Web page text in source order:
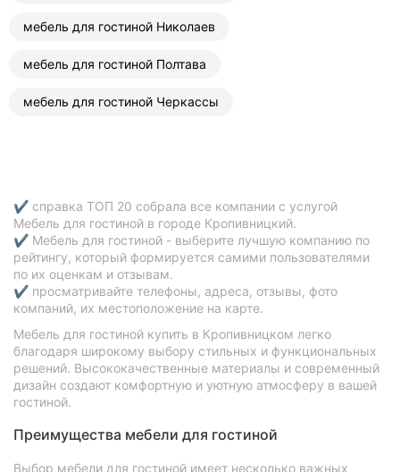
Черновцы
Сумы
Ивано-
Франковск
Карпаты
мебель для гостиной Николаев
мебель для гостиной Полтава
мебель для гостиной Черкассы
✔ справка ТОП 20 собрала все компании с услугой
Мебель для гостиной в городе Кропивницкий.
✔ Мебель для гостиной - выберите лучшую компанию по
рейтингу, который формируется самими пользователями
по их оценкам и отзывам.
✔ просматривайте телефоны, адреса, отзывы, фото
компаний, их местоположение на карте.
Мебель для гостиной купить в Кропивницком легко
благодаря широкому выбору стильных и функциональных
решений. Высококачественные материалы и современный
дизайн создают комфортную и уютную атмосферу в вашей
гостиной.
Преимущества мебели для гостиной
Выбор мебели для гостиной имеет несколько важных